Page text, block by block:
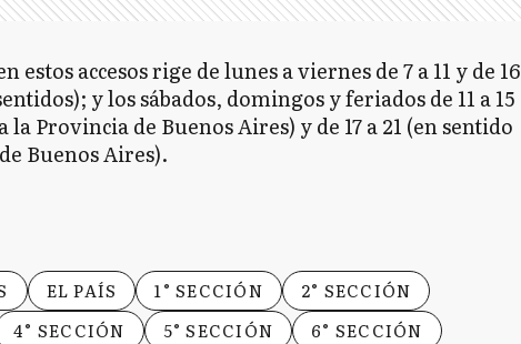
estos accesos rige de lunes a viernes de 7 a 11 y de 16
y los sábados, domingos y feriados de 11 a 15
la Provincia de Buenos Aires) y de 17 a 21 (en sentido
Buenos Aires).
EL PAÍS 1° SECCIÓN
2° SECCIÓN
4° SECCIÓN 5° SECCIÓN
6° SECCIÓN